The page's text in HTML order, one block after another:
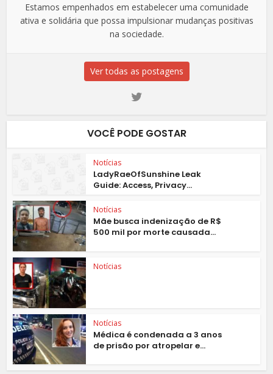
Estamos empenhados em estabelecer uma comunidade
ativa e solidária que possa impulsionar mudanças positivas
na sociedade.
Ver todas as postagens
VOCÊ PODE GOSTAR
Notícias
LadyRaeOfSunshine Leak
Guide: Access, Privacy...
Notícias
Mãe busca indenização de R$
500 mil por morte causada...
Notícias
Notícias
Médica é condenada a 3 anos
de prisão por atropelar e...